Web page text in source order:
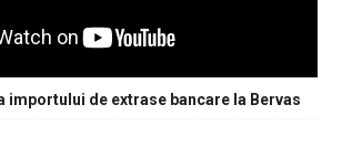
importului de extrase bancare la Bervas